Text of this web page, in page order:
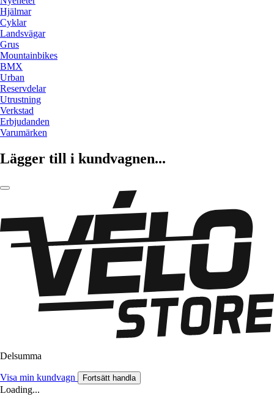
Hjälmar
Cyklar
Landsvägar
Grus
Mountainbikes
BMX
Urban
Reservdelar
Utrustning
Verkstad
Erbjudanden
Varumärken
Lägger till i kundvagnen...
Delsumma
Visa min kundvagn Fortsätt handla
Loading...